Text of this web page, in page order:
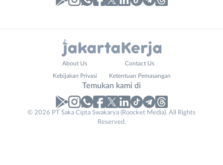
No. Telp /
About Us Contact Us
Kebijakan Privasi Ketentuan Pemasangan
Temukan kami di
© 2026 PT Saka Cipta Swakarya (Roocket Media). All Rights
Reserved.